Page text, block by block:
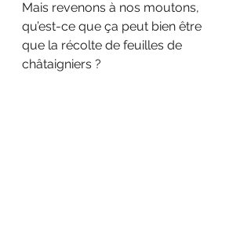
Mais revenons à nos moutons,
qu’est-ce que ça peut bien être
que la récolte de feuilles de
châtaigniers ?